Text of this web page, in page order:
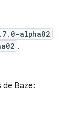
alpha02
.
de Bazel: